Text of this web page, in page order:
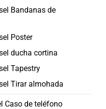
Bandanas de
Poster
ducha cortina
Tapestry
Tirar almohada
Caso de teléfono